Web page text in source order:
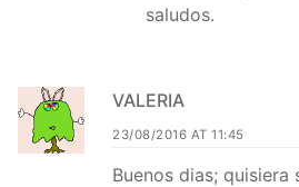
saludos.
VALERIA
23/08/2016 AT 11:45
Buenos dias;